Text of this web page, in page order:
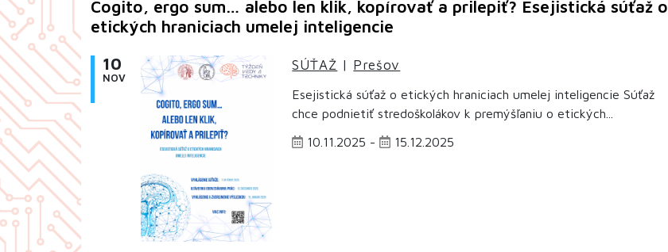
Cogito, ergo sum… alebo len klik, kopírovať a prilepiť? Esejistická súťaž o
etických hraniciach umelej inteligencie
10
NOV
SÚŤAŽ | Prešov
Esejistická súťaž o etických hraniciach umelej inteligencie Súťaž
chce podnietiť stredoškolákov k premýšľaniu o etických...
10.11.2025 -
15.12.2025